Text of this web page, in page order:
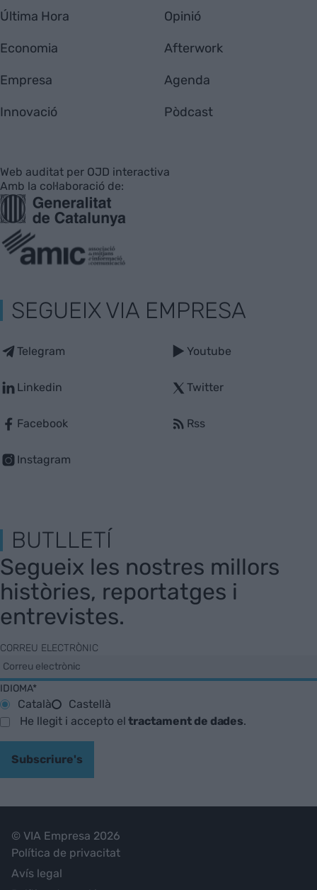
Última Hora
Economia
Empresa
Innovació
Opinió
Afterwork
Agenda
Pòdcast
Web auditat per OJD interactiva
Amb la col·laboració de:
SEGUEIX VIA EMPRESA
Telegram
Linkedin
Facebook
Instagram
Youtube
Twitter
Rss
BUTLLETÍ
Segueix les nostres millors
històries, reportatges i
entrevistes.
CORREU ELECTRÒNIC
IDIOMA*
Català
Castellà
He llegit i accepto eltractament de dades.
Subscriure's
© VIA Empresa 2026
Política de privacitat
Avís legal